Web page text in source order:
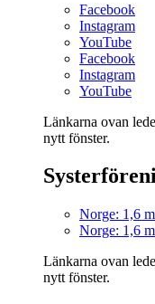
Facebook
Instagram
YouTube
Facebook
Instagram
YouTube
Länkarna ovan
nytt fönster.
Norge: 1,6
Norge: 1,6
Länkarna ovan
nytt fönster.